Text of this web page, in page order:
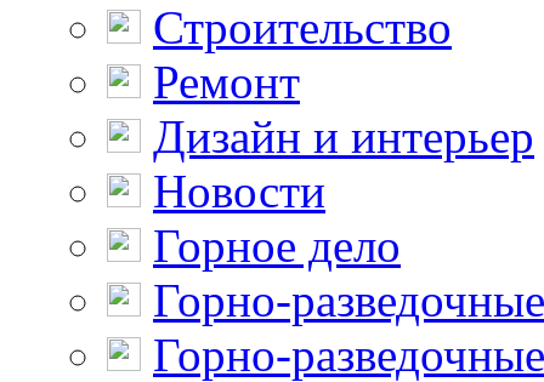
Строительство
Ремонт
Дизайн и интерьер
Новости
Горное дело
Горно-
Горно-